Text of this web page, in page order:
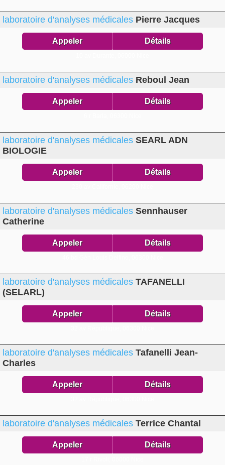
laboratoire d'analyses médicales Pierre Jacques
Appeler Détails
laboratoire d'analyses médicales Reboul Jean
Appeler Détails
laboratoire d'analyses médicales SEARL ADN
BIOLOGIE
Appeler Détails
laboratoire d'analyses médicales Sennhauser
Catherine
Appeler Détails
laboratoire d'analyses médicales TAFANELLI
(SELARL)
Appeler Détails
laboratoire d'analyses médicales Tafanelli Jean-
Charles
Appeler Détails
laboratoire d'analyses médicales Terrice Chantal
Appeler Détails